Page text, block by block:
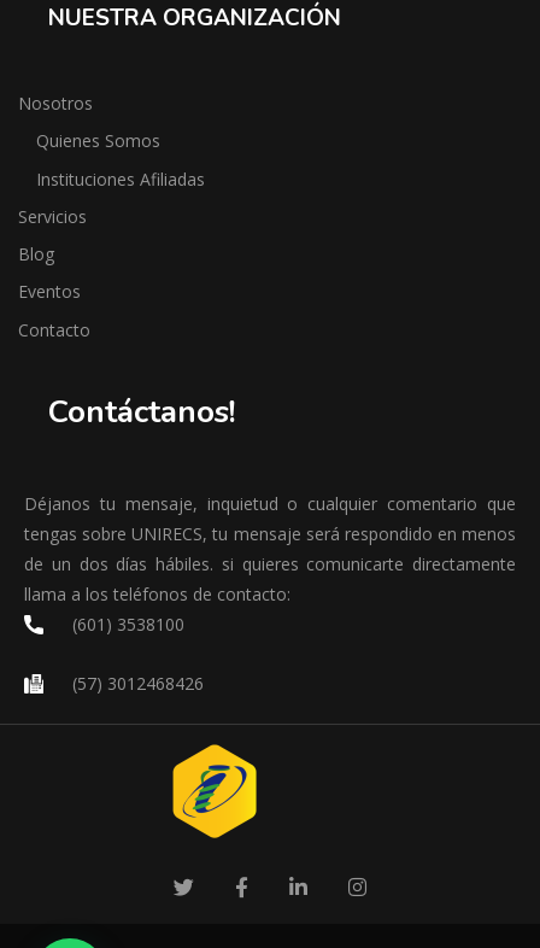
NUESTRA ORGANIZACIÓN
Nosotros
Quienes Somos
Instituciones Afiliadas
Servicios
Blog
Eventos
Contacto
Contáctanos!
Déjanos tu mensaje, inquietud o cualquier comentario que
tengas sobre UNIRECS, tu mensaje será respondido en menos
de un dos días hábiles. si quieres comunicarte directamente
llama a los teléfonos de contacto:
(601) 3538100
(57) 3012468426